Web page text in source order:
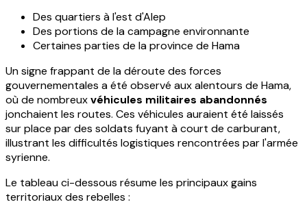
Des quartiers à l'est d'Alep
Des portions de la campagne environnante
Certaines parties de la province de Hama
Un signe frappant de la déroute des forces
gouvernementales a été observé aux alentours de Hama,
où de nombreuxvéhicules militaires abandonnés
jonchaient les routes. Ces véhicules auraient été laissés
sur place par des soldats fuyant à court de carburant,
illustrant les difficultés logistiques rencontrées par l'armée
syrienne.
Le tableau ci-dessous résume les principaux gains
territoriaux des rebelles :